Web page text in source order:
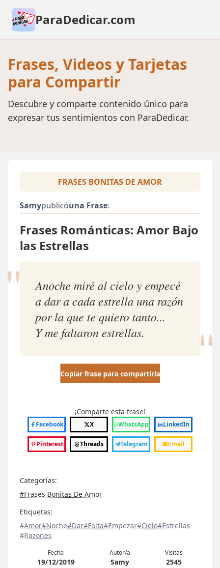
ParaDedicar.com
Frases, Videos y Tarjetas
para Compartir
Descubre y comparte contenido único para
expresar tus sentimientos con ParaDedicar.
FRASES BONITAS DE AMOR
Samypublicóuna Frase:
Frases Románticas: Amor Bajo
las Estrellas
"
"
Anoche miré al cielo y empecé
a dar a cada estrella una razón
por la que te quiero tanto...
Y me faltaron estrellas.
Copiar frase para compartirla
¡Comparte esta frase!
Facebook X WhatsApp LinkedIn
Pinterest Threads Telegram Email
Categorías:
#Frases Bonitas De Amor
Etiquetas:
#Amor#Noche#Dar#Falta#Empezar#Cielo#Estrellas
#Razones
Fecha
19/12/2019
Autor/a
Samy
Visitas
2545